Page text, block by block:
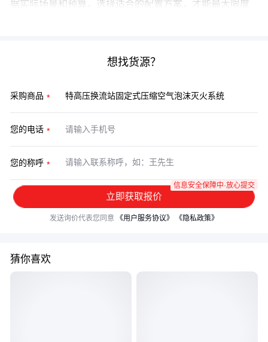
据实际场景和预算，选择适合的配置方案，才能最大限度
想找货源？
采购商品
您的电话
您的称呼
立即获取报价
信息安全保障中·放心提交
发送询价代表您同意 《用户服务协议》 《隐私政策》
猜你喜欢